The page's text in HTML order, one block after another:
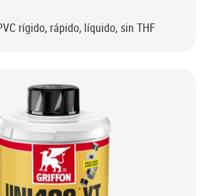
rígido, rápido, líquido, sin THF